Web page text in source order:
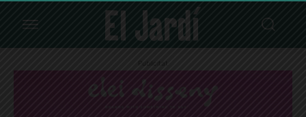
Publicitat